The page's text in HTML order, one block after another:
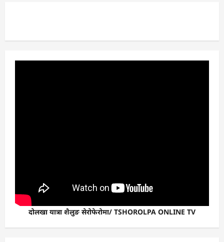
दोलखा यात्रा शैलुङ सेरोफेरोमा/ TSHOROLPA ONLINE TV